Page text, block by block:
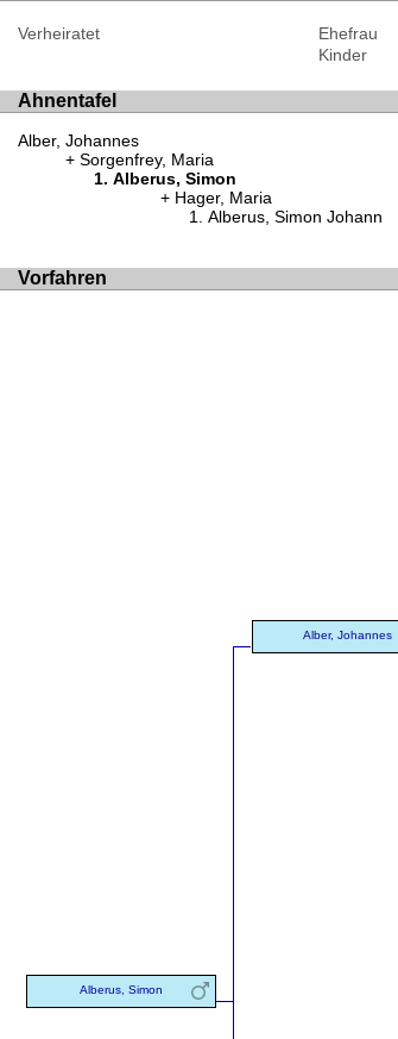
Verheiratet
Ehefrau
Kinder
Ahnentafel
Alber, Johannes
Sorgenfrey, Maria
Alberus, Simon
Hager, Maria
Alberus, Simon Johann
Vorfahren
Alberus, Simon
Alber, Johannes